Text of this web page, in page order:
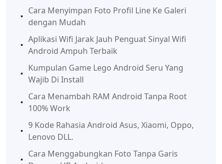
Cara Menyimpan Foto Profil Line Ke Galeri
dengan Mudah
Aplikasi Wifi Jarak Jauh Penguat Sinyal Wifi
Android Ampuh Terbaik
Kumpulan Game Lego Android Seru Yang
Wajib Di Install
Cara Menambah RAM Android Tanpa Root
100% Work
9 Kode Rahasia Android Asus, Xiaomi, Oppo,
Lenovo DLL.
Cara Menggabungkan Foto Tanpa Garis